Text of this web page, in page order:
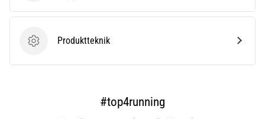
ProduktteknikProduktteknik
#top4running